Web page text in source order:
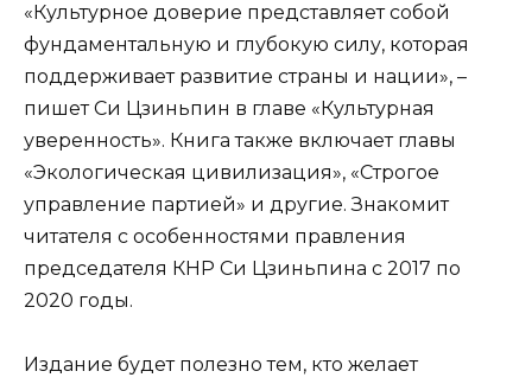
«Культурное доверие представляет собой
фундаментальную и глубокую силу, которая
поддерживает развитие страны и нации», –
пишет Си Цзиньпин в главе «Культурная
уверенность». Книга также включает главы
«Экологическая цивилизация», «Строгое
управление партией» и другие. Знакомит
читателя с особенностями правления
председателя КНР Си Цзиньпина с 2017 по
2020 годы.
Издание будет полезно тем, кто желает